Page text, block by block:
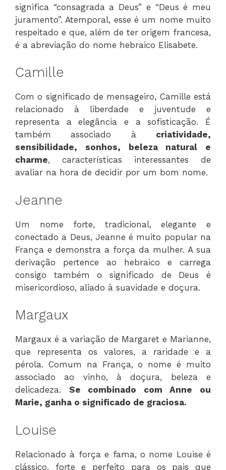
significa “consagrada a Deus” e “Deus é meu
juramento”. Atemporal, esse é um nome muito
respeitado e que, além de ter origem francesa,
é a abreviação do nome hebraico Elisabete.
Camille
Com o significado de mensageiro, Camille está
relacionado à liberdade e juventude e
representa a elegância e a sofisticação. É
também associado à criatividade,
sensibilidade, sonhos, beleza natural e
charme, características interessantes de
avaliar na hora de decidir por um bom nome.
Jeanne
Um nome forte, tradicional, elegante e
conectado a Deus, Jeanne é muito popular na
França e demonstra a força da mulher. A sua
derivação pertence ao hebraico e carrega
consigo também o significado de Deus é
misericordioso, aliado à suavidade e doçura.
Margaux
Margaux é a variação de Margaret e Marianne,
que representa os valores, a raridade e a
pérola. Comum na França, o nome é muito
associado ao vinho, à doçura, beleza e
delicadeza. Se combinado com Anne ou
Marie, ganha o significado de graciosa.
Louise
Relacionado à força e fama, o nome Louise é
clássico, forte e perfeito para os pais que